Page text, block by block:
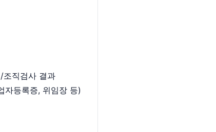
조직검사 결과
자등록증, 위임장 등)